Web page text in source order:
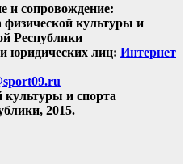
и сопровождение:
культуры и
Республики
юридических лиц: Интернет
и спорта
2015.